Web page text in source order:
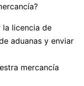
la licencia de
aduanas y enviar
mercancía